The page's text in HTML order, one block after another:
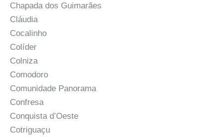
Chapada dos Guimarães
Cláudia
Cocalinho
Colíder
Colniza
Comodoro
Comunidade Panorama
Confresa
Conquista d’Oeste
Cotriguaçu